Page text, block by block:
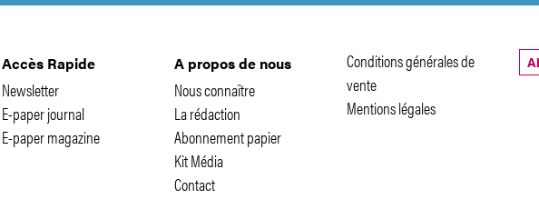
Accès Rapide
Newsletter
E-paper journal
E-paper magazine
A propos de nous
Nous connaître
La rédaction
Abonnement papier
Kit Média
Contact
Conditions générales de
vente
Mentions légales